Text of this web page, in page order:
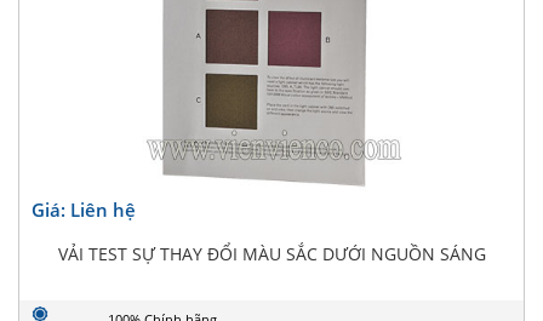
Giá: Liên hệ
VẢI TEST SỰ THAY ĐỔI MÀU SẮC DƯỚI NGUỒN SÁNG